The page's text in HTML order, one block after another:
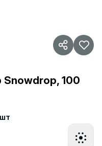
100